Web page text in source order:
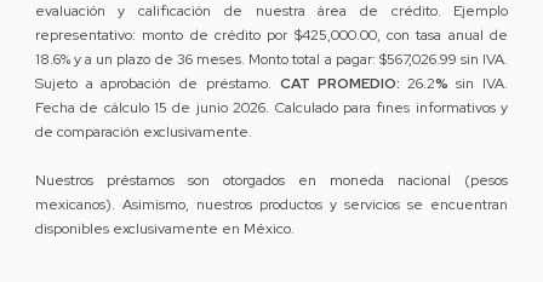
evaluación y calificación de nuestra área de crédito. Ejemplo
representativo: monto de crédito por $425,000.00, con tasa anual de
18.6% y a un plazo de 36 meses. Monto total a pagar: $567,026.99 sin IVA.
Sujeto a aprobación de préstamo. CAT PROMEDIO: 26.2% sin IVA.
Fecha de cálculo 15 de junio 2026. Calculado para fines informativos y
de comparación exclusivamente.
Nuestros préstamos son otorgados en moneda nacional (pesos
mexicanos). Asimismo, nuestros productos y servicios se encuentran
disponibles exclusivamente en México.